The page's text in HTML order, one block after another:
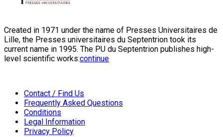
Created in 1971 under the name of Presses Universitaires de
Lille, the Presses universitaires du Septentrion took its
current name in 1995. The PU du Septentrion publishes high-
level scientific works:continue
Contact / Find Us
Frequently Asked Questions
Conditions
Legal Information
Privacy Policy